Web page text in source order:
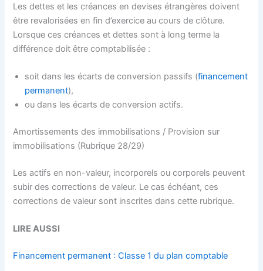
Les dettes et les créances en devises étrangères doivent
être revalorisées en fin d’exercice au cours de clôture.
Lorsque ces créances et dettes sont à long terme la
différence doit être comptabilisée :
soit dans les écarts de conversion passifs (financement
permanent),
ou dans les écarts de conversion actifs.
Amortissements des immobilisations / Provision sur
immobilisations (Rubrique 28/29)
Les actifs en non-valeur, incorporels ou corporels peuvent
subir des corrections de valeur. Le cas échéant, ces
corrections de valeur sont inscrites dans cette rubrique.
LIRE AUSSI
Financement permanent : Classe 1 du plan comptable